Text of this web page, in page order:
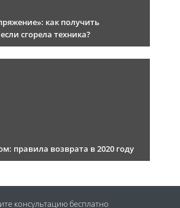
как получить
сгорела техника?
правила возврата в 2020 году
консультациюбесплатно